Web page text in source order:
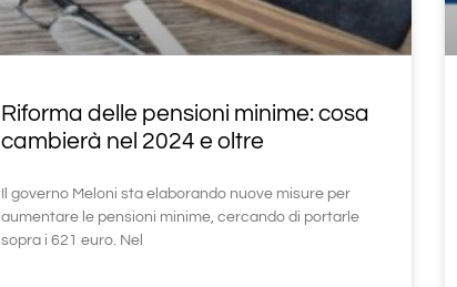
Riforma delle pensioni minime: cosa
cambierà nel 2024 e oltre
Il governo Meloni sta elaborando nuove misure per
aumentare le pensioni minime, cercando di portarle
sopra i 621 euro. Nel